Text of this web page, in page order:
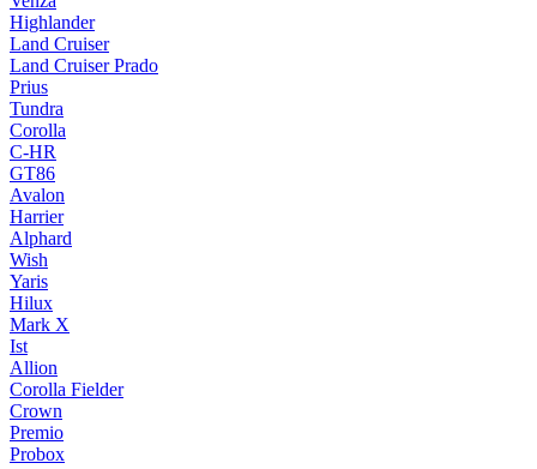
Highlander
Land Cruiser
Land Cruiser Prado
Prius
Tundra
Corolla
C-HR
GT86
Avalon
Harrier
Alphard
Wish
Yaris
Hilux
Mark X
Ist
Allion
Corolla Fielder
Crown
Premio
Probox